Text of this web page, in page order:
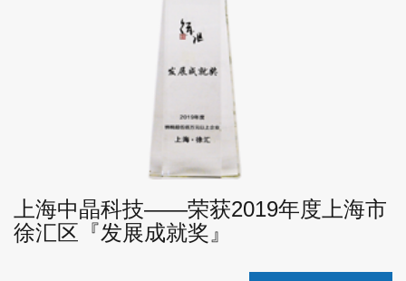
上海中晶科技——荣获2019年度上海市
徐汇区『发展成就奖』